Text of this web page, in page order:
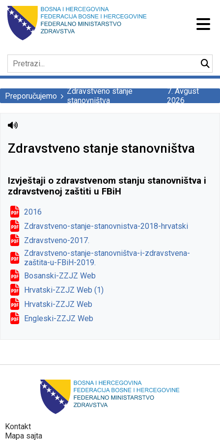
Preporučujemo
Zdravstveno stanje
stanovništva
7. Avgust
2026
Zdravstveno stanje stanovništva
Izvještaji o zdravstvenom stanju stanovništva i
zdravstvenoj zaštiti u FBiH
2016
Zdravstveno-stanje-stanovnistva-2018-hrvatski
Zdravstveno-2017.
Zdravstveno-stanje-stanovništva-i-zdravstvena-
zaštita-u-FBiH-2019.
Bosanski-ZZJZ Web
Hrvatski-ZZJZ Web (1)
Hrvatski-ZZJZ Web
Engleski-ZZJZ Web
Kontakt
Mapa sajta